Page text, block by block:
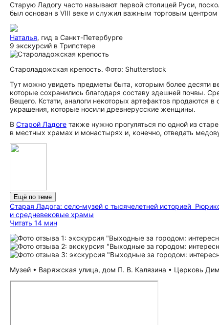
Старую Ладогу часто называют первой столицей Руси,
был основан в VIII веке и служил важным торговым центром
Наталья, гид в Санкт-Петербурге
9 экскурсий в Трипстере
Староладожская крепость. Фото: Shutterstock
Тут можно увидеть предметы быта, которым более десяти
которые сохранились благодаря составу здешней почвы.
Вещего. Кстати, аналоги некоторых артефактов продаются
украшения, которые носили древнерусские женщины.
В Старой Ладоге также нужно прогуляться по одной из
в местных храмах и монастырях и, конечно, отведать
Ещё по теме
Старая Ладога: село‑музей с тысячелетней историей
и средневековые храмы
Читать 14 мин
Музей • Варяжская улица, дом П. В. Калязина • Церковь